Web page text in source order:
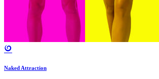
Naked Attraction